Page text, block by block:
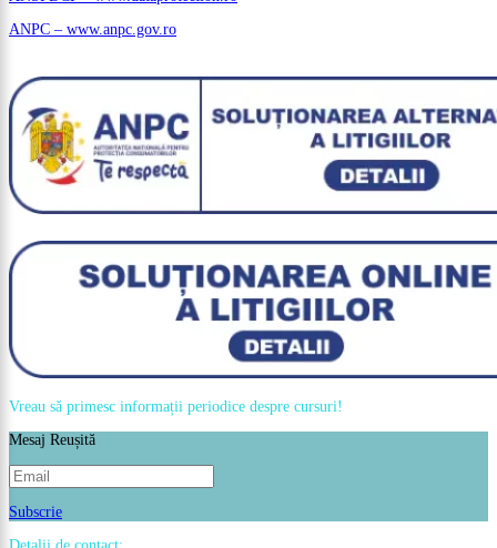
ANPC – www.anpc.gov.ro
Vreau să primesc informații periodice despre cursuri!
Mesaj Reușită
Subscrie